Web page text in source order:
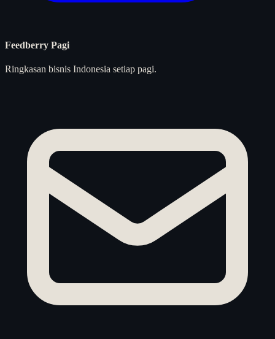
Feedberry Pagi
Ringkasan bisnis Indonesia setiap pagi.